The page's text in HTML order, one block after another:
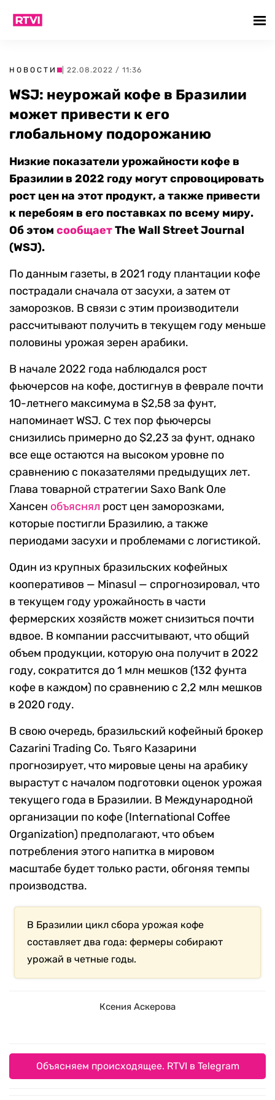
НОВОСТИ | 22.08.2022 / 11:36
WSJ: неурожай кофе в Бразилии
может привести к его
глобальному подорожанию
Низкие показатели урожайности кофе в
Бразилии в 2022 году могут спровоцировать
рост цен на этот продукт, а также привести
к перебоям в его поставках по всему миру.
Об этом сообщаетThe Wall Street Journal
(WSJ).
По данным газеты, в 2021 году плантации кофе
пострадали сначала от засухи, а затем от
заморозков. В связи с этим производители
рассчитывают получить в текущем году меньше
половины урожая зерен арабики.
В начале 2022 года наблюдался рост
фьючерсов на кофе, достигнув в феврале почти
10-летнего максимума в $2,58 за фунт,
напоминает WSJ. С тех пор фьючерсы
снизились примерно до $2,23 за фунт, однако
все еще остаются на высоком уровне по
сравнению с показателями предыдущих лет.
Глава товарной стратегии Saxo Bank Оле
Хансен объяснял рост цен заморозками,
которые постигли Бразилию, а также
периодами засухи и проблемами с логистикой.
Один из крупных бразильских кофейных
кооперативов — Minasul — спрогнозировал, что
в текущем году урожайность в части
фермерских хозяйств может снизиться почти
вдвое. В компании рассчитывают, что общий
объем продукции, которую она получит в 2022
году, сократится до 1 млн мешков (132 фунта
кофе в каждом) по сравнению с 2,2 млн мешков
в 2020 году.
В свою очередь, бразильский кофейный брокер
Cazarini Trading Co. Тьяго Казарини
прогнозирует, что мировые цены на арабику
вырастут с началом подготовки оценок урожая
текущего года в Бразилии. В Международной
организации по кофе (International Coffee
Organization) предполагают, что объем
потребления этого напитка в мировом
масштабе будет только расти, обгоняя темпы
производства.
В Бразилии цикл сбора урожая кофе
составляет два года: фермеры собирают
урожай в четные годы.
Ксения Аскерова
Объясняем происходящее. RTVI в Telegram